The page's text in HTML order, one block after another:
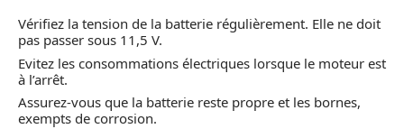
Vérifiez la tension de la batterie régulièrement. Elle ne doit
pas passer sous 11,5 V.
Evitez les consommations électriques lorsque le moteur est
à l’arrêt.
Assurez-vous que la batterie reste propre et les bornes,
exempts de corrosion.